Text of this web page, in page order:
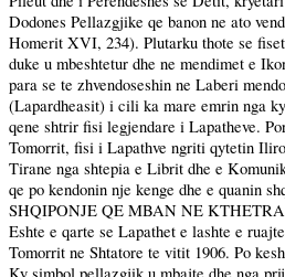
Dodones Pellazgjike qe banon ne ato
Homerit XVI, 234). Plutarku thote se
duke u mbeshtetur dhe ne mendimet e
para se te zhvendoseshin ne Laberi
(Lapardheasit) i cili ka mare emrin nga
qene shtrir fisi legjendare i Lapatheve.
Tomorrit, fisi i Lapathve ngriti qytetin
Tirane nga shtepia e Librit dhe e
qe po kendonin nje kenge dhe e
SHQIPONJE QE MBAN NE
Eshte e qarte se Lapathet e lashte e
Tomorrit ne Shtatore te vitit 1906. Po